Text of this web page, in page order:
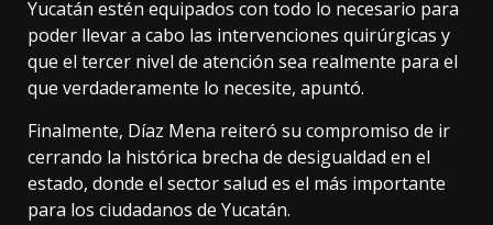
Yucatán estén equipados con todo lo necesario para
poder llevar a cabo las intervenciones quirúrgicas y
que el tercer nivel de atención sea realmente para el
que verdaderamente lo necesite, apuntó.
Finalmente, Díaz Mena reiteró su compromiso de ir
cerrando la histórica brecha de desigualdad en el
estado, donde el sector salud es el más importante
para los ciudadanos de Yucatán.